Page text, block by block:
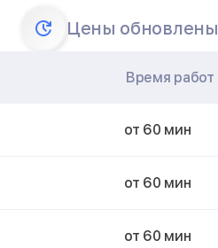
Цены обновлены
Время работ
от 60 мин
от 60 мин
от 60 мин